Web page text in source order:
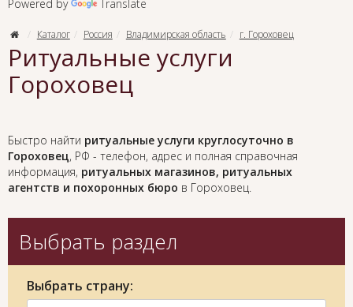
Powered by Translate
Каталог Россия Владимирская область г. Гороховец
Ритуальные услуги
Гороховец
Быстро найти ритуальные услуги круглосуточно в
Гороховец, РФ - телефон, адрес и полная справочная
информация, ритуальных магазинов, ритуальных
агентств и похоронных бюро в Гороховец.
Выбрать раздел
Выбрать страну: